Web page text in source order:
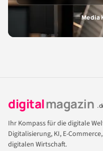
Media
digitalmagazin
Ihr Kompass für die digitale
Digitalisierung, KI, E-
digitalen Wirtschaft.